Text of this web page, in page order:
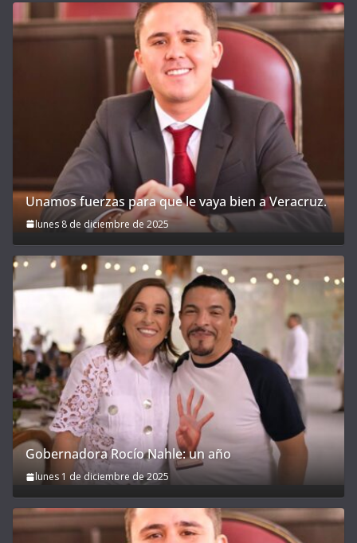
Unamos fuerzas para que le vaya bien a Veracruz.
lunes 8 de diciembre de 2025
Gobernadora Rocío Nahle: un año
lunes 1 de diciembre de 2025